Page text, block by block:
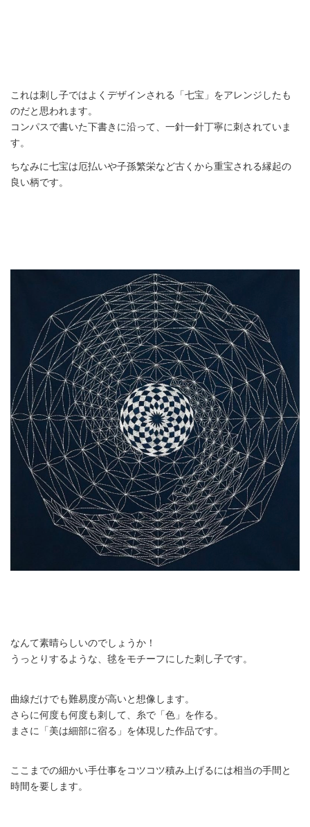
これは刺し子ではよくデザインされる「七宝」をアレンジしたも
のだと思われます。
コンパスで書いた下書きに沿って、一針一針丁寧に刺されていま
す。
ちなみに七宝は厄払いや子孫繁栄など古くから重宝される縁起の
良い柄です。
なんて素晴らしいのでしょうか！
うっとりするような、毬をモチーフにした刺し子です。
曲線だけでも難易度が高いと想像します。
さらに何度も何度も刺して、糸で「色」を作る。
まさに「美は細部に宿る」を体現した作品です。
ここまでの細かい手仕事をコツコツ積み上げるには相当の手間と
時間を要します。